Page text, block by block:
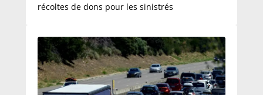
récoltes de dons pour les sinistrés